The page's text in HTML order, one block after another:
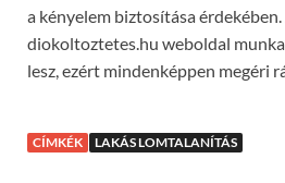
a kényelem biztosítása
diokoltoztetes.hu weboldal
lesz, ezért mindenképpen megéri
CÍMKÉK LAKÁS LOMTALANÍTÁS